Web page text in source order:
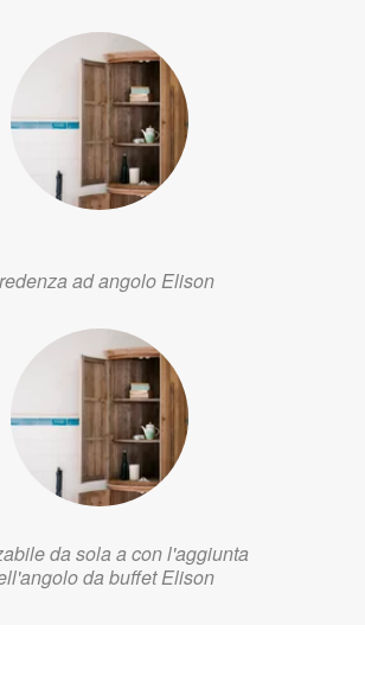
ad angolo Elison
da sola a con l'aggiunta
da buffet Elison